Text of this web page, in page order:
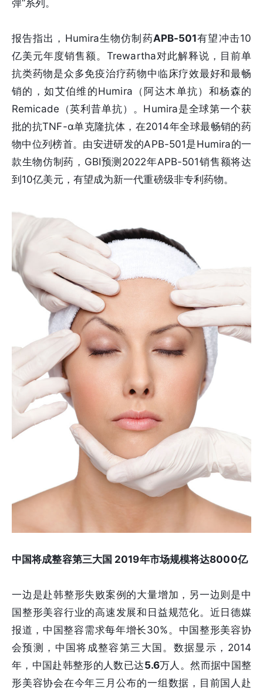
弹”系列。
报告指出，Humira生物仿制药APB-501有望冲击10
亿美元年度销售额。Trewartha对此解释说，目前单
抗类药物是众多免疫治疗药物中临床疗效最好和最畅
销的，如艾伯维的Humira（阿达木单抗）和杨森的
Remicade（英利昔单抗）。Humira是全球第一个获
批的抗TNF-α单克隆抗体，在2014年全球最畅销的药
物中位列榜首。由安进研发的APB-501是Humira的一
款生物仿制药，GBI预测2022年APB-501销售额将达
到10亿美元，有望成为新一代重磅级非专利药物。
中国将成整容第三大国 2019年市场规模将达8000亿
一边是赴韩整形失败案例的大量增加，另一边则是中
国整形美容行业的高速发展和日益规范化。近日德媒
报道，中国整容需求每年增长30%。中国整形美容协
会预测，中国将成整容第三大国。数据显示，2014
年，中国赴韩整形的人数已达5.6万人。然而据中国整
形美容协会在今年三月公布的一组数据，目前国人赴